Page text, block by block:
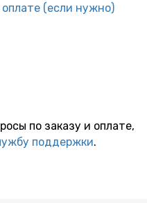
(если нужно)
по заказу и оплате,
поддержки.